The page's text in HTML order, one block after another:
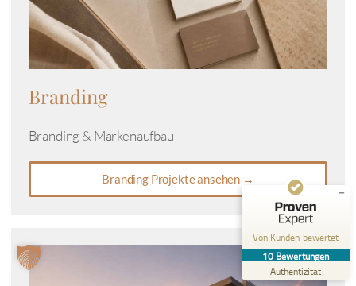
Branding
Branding & Markenaufbau
Branding Projekte ansehen →
Von Kunden bewertet
10 Bewertungen
Authentizität
Kundenbewertungen und Erfahrungen zu
Findyourdesign - Webdesign & SEO - Nadine
10
Bewertungen auf ProvenExpert.com
Erfahren Sie mehr über dieses Bewertungssiegel
09.03.2026